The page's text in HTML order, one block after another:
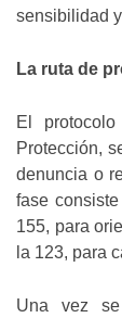
sensibilidad
La ruta de
El
Protección,
denuncia o
fase
155, para
la 123, para
Una vez